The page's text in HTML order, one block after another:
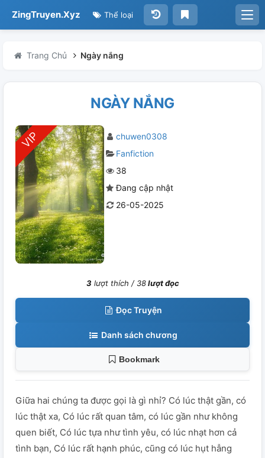
ZingTruyen.Xyz Thể loại
Trang Chủ Ngày nắng
NGÀY NẮNG
chuwen0308
Fanfiction
38
Đang cập nhật
26-05-2025
3 lượt thích /38lượt đọc
Đọc Truyện
Danh sách chương
Bookmark
Giữa hai chúng ta được gọi là gì nhỉ? Có lúc thật gần, có
lúc thật xa, Có lúc rất quan tâm, có lúc gần như không
quen biết, Có lúc tựa như tình yêu, có lúc nhạt hơn cả
tình bạn, Có lúc rất hạnh phúc, cũng có lúc hụt hẫng